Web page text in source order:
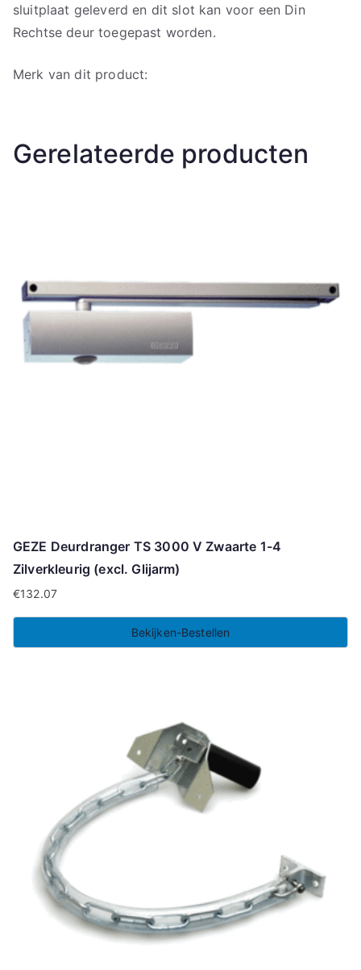
sluitplaat geleverd en dit slot kan voor een Din
Rechtse deur toegepast worden.
Merk van dit product:
Gerelateerde producten
GEZE Deurdranger TS 3000 V Zwaarte 1-4
Zilverkleurig (excl. Glijarm)
€132.07
Bekijken-Bestellen